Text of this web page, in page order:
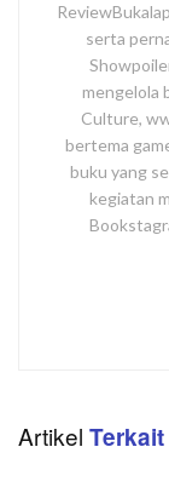
serta
mengelola
Culture,
bertema
buku yang
kegiatan
Artikel Terkait